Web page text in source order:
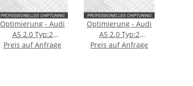
Optimierung - Audi
A5 2.0 Typ:2
generation (F5)
Preis auf Anfrage
Optimierung - Audi
A5 2.0 Typ:2
generation (F5)
Preis auf Anfrage